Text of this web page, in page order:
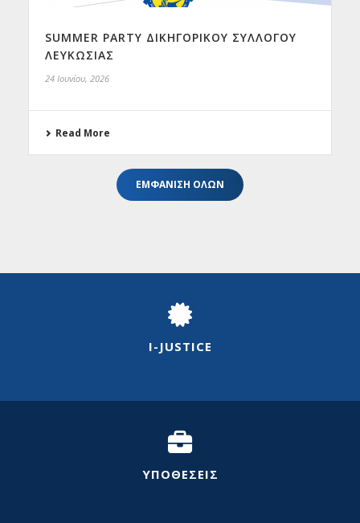
SUMMER PARTY ΔΙΚΗΓΟΡΙΚΟΥ ΣΥΛΛΟΓΟΥ
ΛΕΥΚΩΣΙΑΣ
24 Ιουνίου, 2026
Read More
ΕΜΦΑΝΙΣΗ ΟΛΩΝ
I-JUSTICE
ΥΠΟΘΕΣΕΙΣ